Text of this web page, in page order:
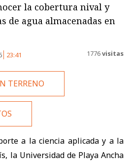
la cobertura nival y
de agua almacenadas en
23:41 1776visitas
TERRENO
a la ciencia aplicada y a la
la Universidad de Playa Ancha